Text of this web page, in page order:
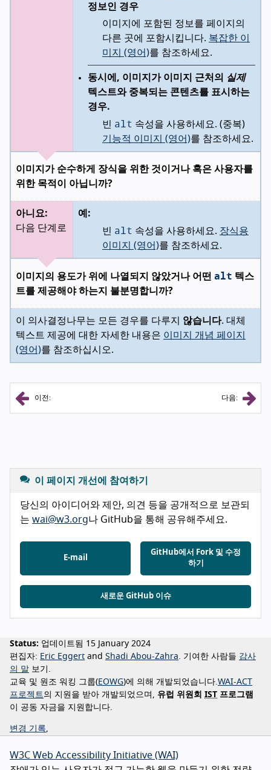
정보인 경우
이미지에 포함된 정보를 페이지의
다른 곳에 포함시킵니다. 복잡한 이
미지 (영어)를 참조하세요.
동시에, 이미지가 이미지 근처의
실제
텍스트와 중복되는 콘텐츠를 표시하는
경우.
빈 alt 속성을 사용하세요. (중복)
기능적 이미지 (영어)를 참조하세요.
이미지가 순수하게 장식을 위한 것이거나 혹은 사용자를
위한 목적이 아닙니까?
예:
빈 alt 속성을 사용하세요. 장식용
이미지 (영어)를 참조하세요.
아니요:
다음 단계로
이미지의 용도가 위에 나열되지 않았거나 어떤 alt 텍스
트를 제공해야 하는지 불분명합니까?
이 의사결정나무는 모든 경우를 다루지 않습니다. 대체
텍스트 제공에 대한 자세한 내용은 이미지 개념 페이지
(영어)를 참조하십시오.
이전: 다음:
이 페이지 개선에 참여하기
당신의 아이디어와 제안, 의견 등을 공개적으로 보관되
는 wai@w3.org나 GitHub을 통해 공유해주세요.
E-mail
GitHub에서 Fork 및 수정
하기
새로운 GitHub 이슈
Status: 업데이트됨 15 January 2024
편집자: Eric Eggert Shadi Abou-Zahra 기여한 사람들 감사
의 말 보기
교육 및 원조 워킹 그룹(EOWG)에 의해 개발되었습니다. WAI-ACT
프로젝트 의 지원을 받아 개발되었으며, 유럽 위원회 IST 프로그램
이 공동 자금을 지원합니다.
변경 기록
W3C Web Accessibility Initiative (WAI)